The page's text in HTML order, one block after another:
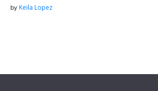
by Keila Lopez